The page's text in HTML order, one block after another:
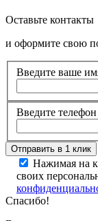
Оставьте контакты
и оформите свою
Введите ваше
Введите телефон
Нажимая на
своих
Спасибо!